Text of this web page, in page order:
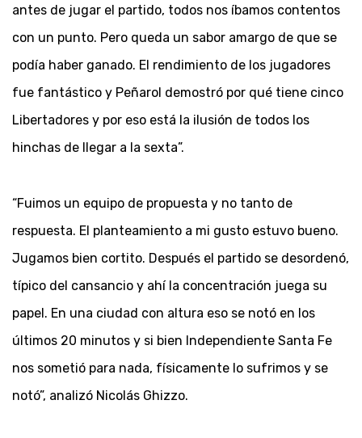
antes de jugar el partido, todos nos íbamos contentos
con un punto. Pero queda un sabor amargo de que se
podía haber ganado. El rendimiento de los jugadores
fue fantástico y Peñarol demostró por qué tiene cinco
Libertadores y por eso está la ilusión de todos los
hinchas de llegar a la sexta”.
“Fuimos un equipo de propuesta y no tanto de
respuesta. El planteamiento a mi gusto estuvo bueno.
Jugamos bien cortito. Después el partido se desordenó,
típico del cansancio y ahí la concentración juega su
papel. En una ciudad con altura eso se notó en los
últimos 20 minutos y si bien Independiente Santa Fe
nos sometió para nada, físicamente lo sufrimos y se
notó”, analizó Nicolás Ghizzo.